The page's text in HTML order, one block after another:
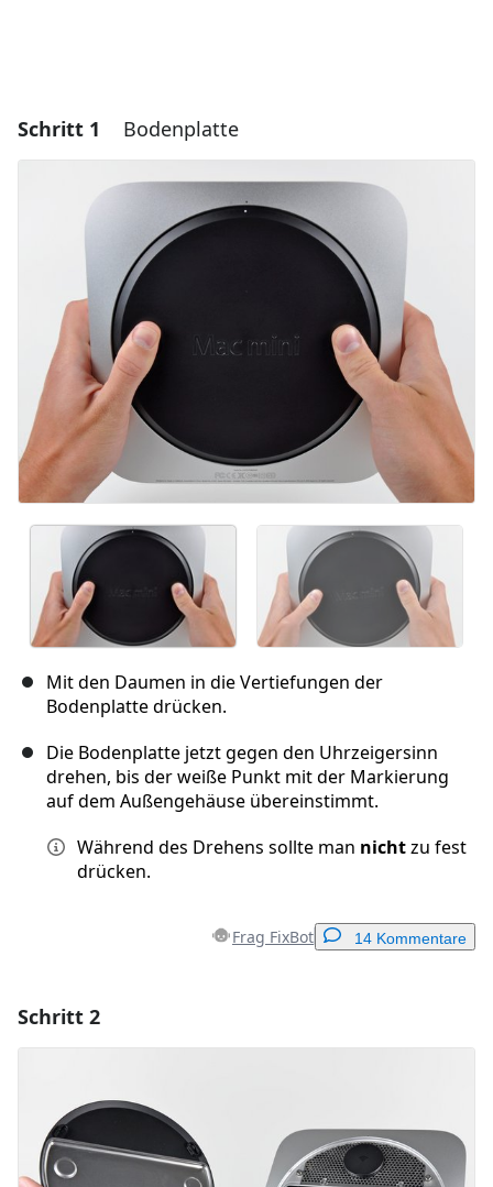
Schritt 1 Bodenplatte
Mit den Daumen in die Vertiefungen der
Bodenplatte drücken.
Die Bodenplatte jetzt gegen den Uhrzeigersinn
drehen, bis der weiße Punkt mit der Markierung
auf dem Außengehäuse übereinstimmt.
Während des Drehens sollte man nichtzu fest
drücken.
Frag FixBot 14 Kommentare
Abbrechen Kommentieren
Schritt 2